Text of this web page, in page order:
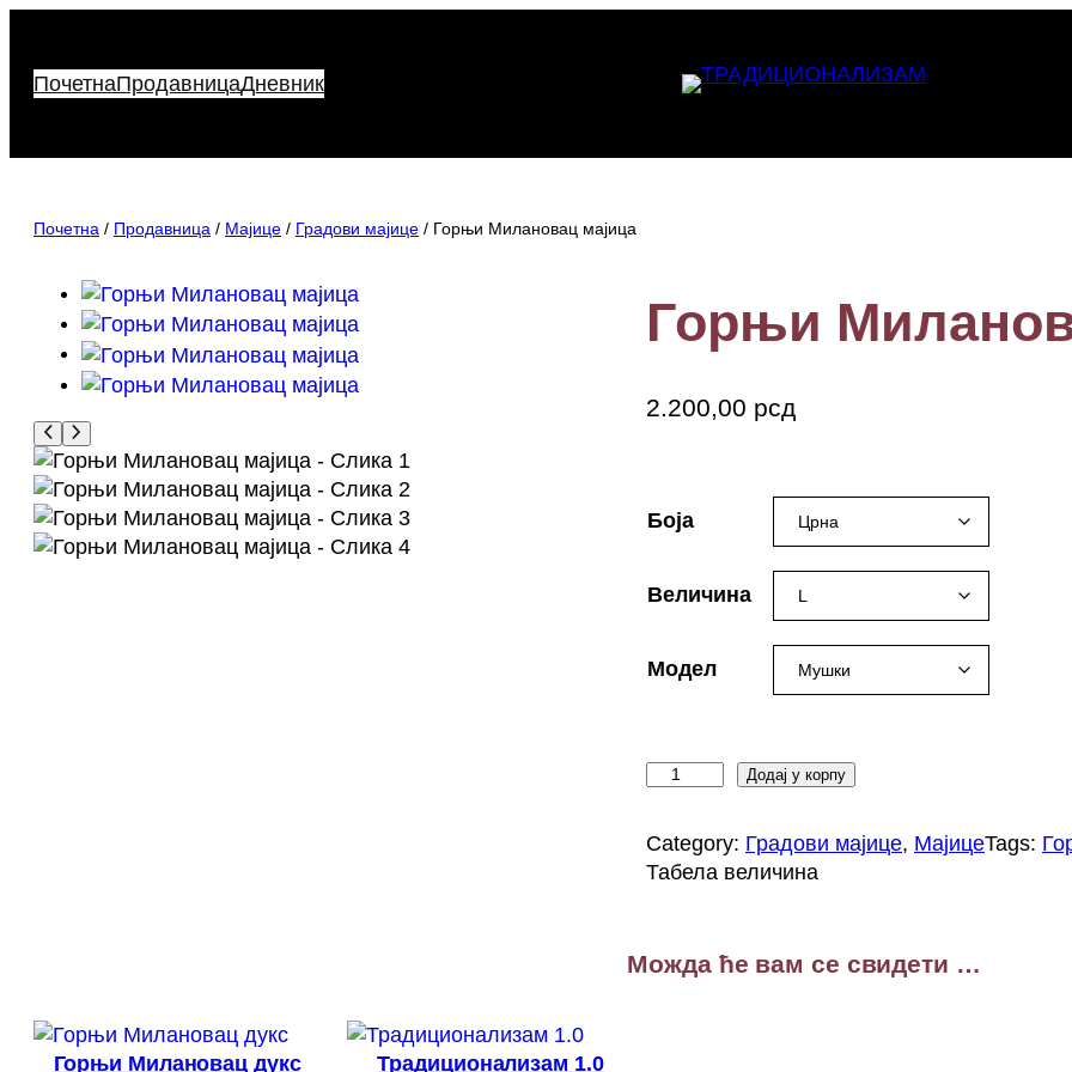
садржај
ПочетнаПродавницаДневник
Почетна / Продавница / Мајице / Градови мајице / Горњи Милановац мајица
Горњи
2.200,00 рсд
Боја
Величина
Модел
р
њ
л
Додај у корпу
Category: Градови мајице, МајицеTags:
Табела величина
Можда ће вам се свидети …
Горњи Милановац дукс Традиционализам 1.0